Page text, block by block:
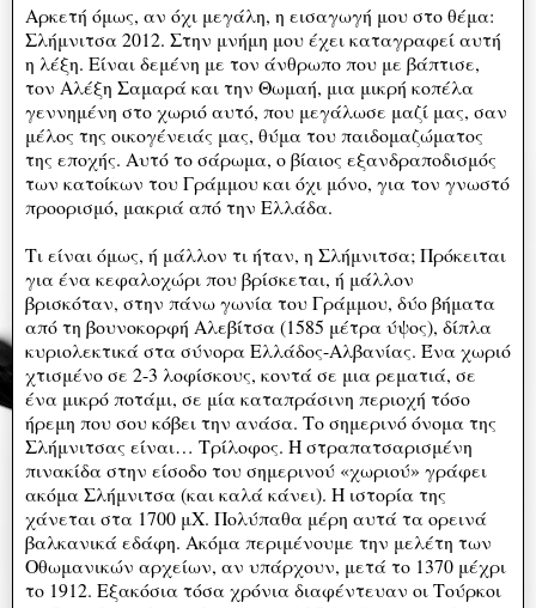
Αρκετή όμως, αν όχι μεγάλη, η εισαγωγή μου στο θέμα:
Σλήμνιτσα 2012. Στην μνήμη μου έχει καταγραφεί αυτή
η λέξη. Είναι δεμένη με τον άνθρωπο που με βάπτισε,
τον Αλέξη Σαμαρά και την Θωμαή, μια μικρή κοπέλα
γεννημένη στο χωριό αυτό, που μεγάλωσε μαζί μας, σαν
μέλος της οικογένειάς μας, θύμα του παιδομαζώματος
της εποχής. Αυτό το σάρωμα, ο βίαιος εξανδραποδισμός
των κατοίκων του Γράμμου και όχι μόνο, για τον γνωστό
προορισμό, μακριά από την Ελλάδα.
Τι είναι όμως, ή μάλλον τι ήταν, η Σλήμνιτσα; Πρόκειται
για ένα κεφαλοχώρι που βρίσκεται, ή μάλλον
βρισκόταν, στην πάνω γωνία του Γράμμου, δύο βήματα
από τη βουνοκορφή Αλεβίτσα (1585 μέτρα ύψος), δίπλα
κυριολεκτικά στα σύνορα Ελλάδος-Αλβανίας. Ένα χωριό
χτισμένο σε 2-3 λοφίσκους, κοντά σε μια ρεματιά, σε
ένα μικρό ποτάμι, σε μία καταπράσινη περιοχή τόσο
ήρεμη που σου κόβει την ανάσα. Το σημερινό όνομα της
Σλήμνιτσας είναι… Τρίλοφος. Η στραπατσαρισμένη
πινακίδα στην είσοδο του σημερινού «χωριού» γράφει
ακόμα Σλήμνιτσα (και καλά κάνει). Η ιστορία της
χάνεται στα 1700 μΧ. Πολύπαθα μέρη αυτά τα ορεινά
βαλκανικά εδάφη. Ακόμα περιμένουμε την μελέτη των
Οθωμανικών αρχείων, αν υπάρχουν, μετά το 1370 μέχρι
το 1912. Εξακόσια τόσα χρόνια διαφέντευαν οι Τούρκοι